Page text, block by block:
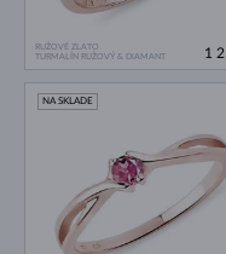
RUŽOVÉ ZLATO
TURMALÍN RUŽOVÝ & DIAMANT
1
NA SKLADE